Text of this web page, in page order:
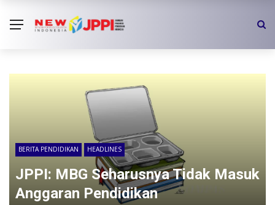
BERITA PENDIDIKAN HEADLINES
JPPI: MBG Seharusnya Tidak Masuk
Anggaran Pendidikan